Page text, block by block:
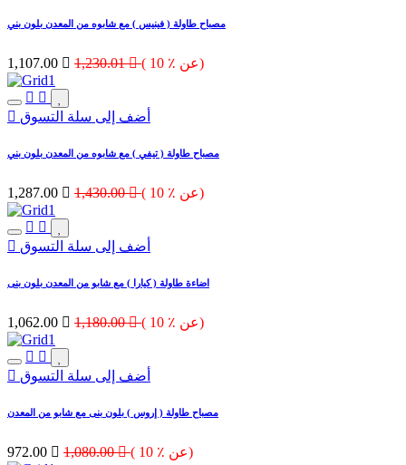
مصباح طاولة ( فينيس ) مع شابوه من المعدن بلون بني
1,107.00  1,230.01 ( 10 ٪ عن)
أضف إلى سلة التسوق
مصباح طاولة ( تيفي ) مع شابوه من المعدن بلون بني
1,287.00  1,430.00 ( 10 ٪ عن)
أضف إلى سلة التسوق
اضاءة طاولة ( كيارا ) مع شابو من المعدن بلون بنى
1,062.00  1,180.00 ( 10 ٪ عن)
أضف إلى سلة التسوق
مصباح طاولة ( إروس ) بلون بنى مع شابو من المعدن
972.00  1,080.00 ( 10 ٪ عن)